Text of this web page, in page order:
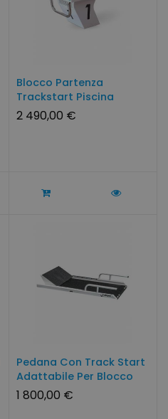
Blocco Partenza
Trackstart Piscina
Omologato
2 490,00 €
Pedana Con Track Start
Adattabile Per Blocco
Di...
1 800,00 €